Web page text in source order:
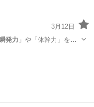
3月12日
発力 」や「体幹力」を高